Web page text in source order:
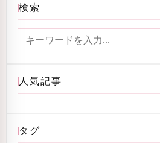
検索
人気記事
タグ